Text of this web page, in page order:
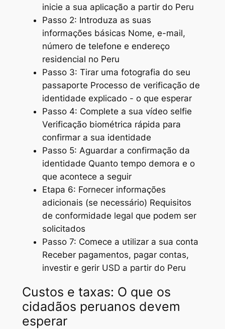
inicie a sua aplicação a partir do Peru
Passo 2: Introduza as suas
informações básicas Nome, e-mail,
número de telefone e endereço
residencial no Peru
Passo 3: Tirar uma fotografia do seu
passaporte Processo de verificação de
identidade explicado - o que esperar
Passo 4: Complete a sua vídeo selfie
Verificação biométrica rápida para
confirmar a sua identidade
Passo 5: Aguardar a confirmação da
identidade Quanto tempo demora e o
que acontece a seguir
Etapa 6: Fornecer informações
adicionais (se necessário) Requisitos
de conformidade legal que podem ser
solicitados
Passo 7: Comece a utilizar a sua conta
Receber pagamentos, pagar contas,
investir e gerir USD a partir do Peru
Custos e taxas: O que os
cidadãos peruanos devem
esperar